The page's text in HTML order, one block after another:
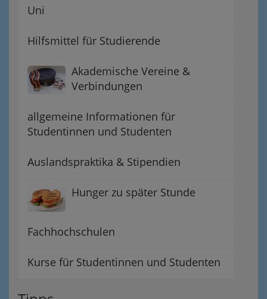
Uni
Hilfsmittel für Studierende
Akademische Vereine &
Verbindungen
allgemeine Informationen für
Studentinnen und Studenten
Auslandspraktika & Stipendien
Hunger zu später Stunde
Fachhochschulen
Kurse für Studentinnen und Studenten